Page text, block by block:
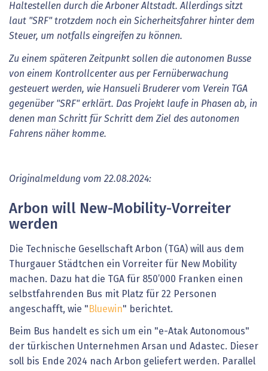
Haltestellen durch die Arboner Altstadt. Allerdings sitzt
laut "SRF" trotzdem noch ein Sicherheitsfahrer hinter dem
Steuer, um notfalls eingreifen zu können.
Zu einem späteren Zeitpunkt sollen die autonomen Busse
von einem Kontrollcenter aus per Fernüberwachung
gesteuert werden, wie Hansueli Bruderer vom Verein TGA
gegenüber "SRF" erklärt. Das Projekt laufe in Phasen ab, in
denen man Schritt für Schritt dem Ziel des autonomen
Fahrens näher komme.
Originalmeldung vom 22.08.2024:
Arbon will New-Mobility-Vorreiter
werden
Die Technische Gesellschaft Arbon (TGA) will aus dem
Thurgauer Städtchen ein Vorreiter für New Mobility
machen. Dazu hat die TGA für 850’000 Franken einen
selbstfahrenden Bus mit Platz für 22 Personen
angeschafft, wie " Bluewin" berichtet.
Beim Bus handelt es sich um ein "e-Atak Autonomous"
der türkischen Unternehmen Arsan und Adastec. Dieser
soll bis Ende 2024 nach Arbon geliefert werden. Parallel